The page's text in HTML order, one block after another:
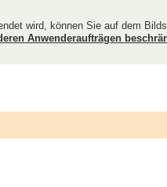
wird, können Sie auf dem
Anwenderaufträgen